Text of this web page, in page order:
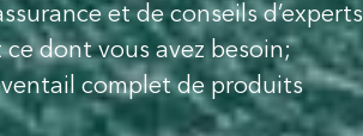
et de conseils d’experts
dont vous avez besoin;
complet de produits